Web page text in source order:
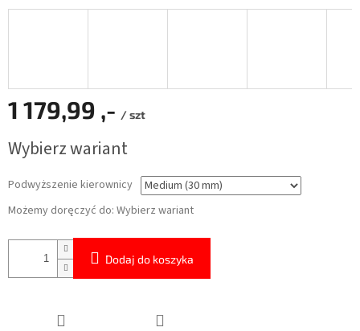
1 179,99 ,- / szt
jednostkowa:
Wybierz wariant
Podwyższenie kierownicy
Możemy doręczyć do: Wybierz wariant
Dodaj do koszyka